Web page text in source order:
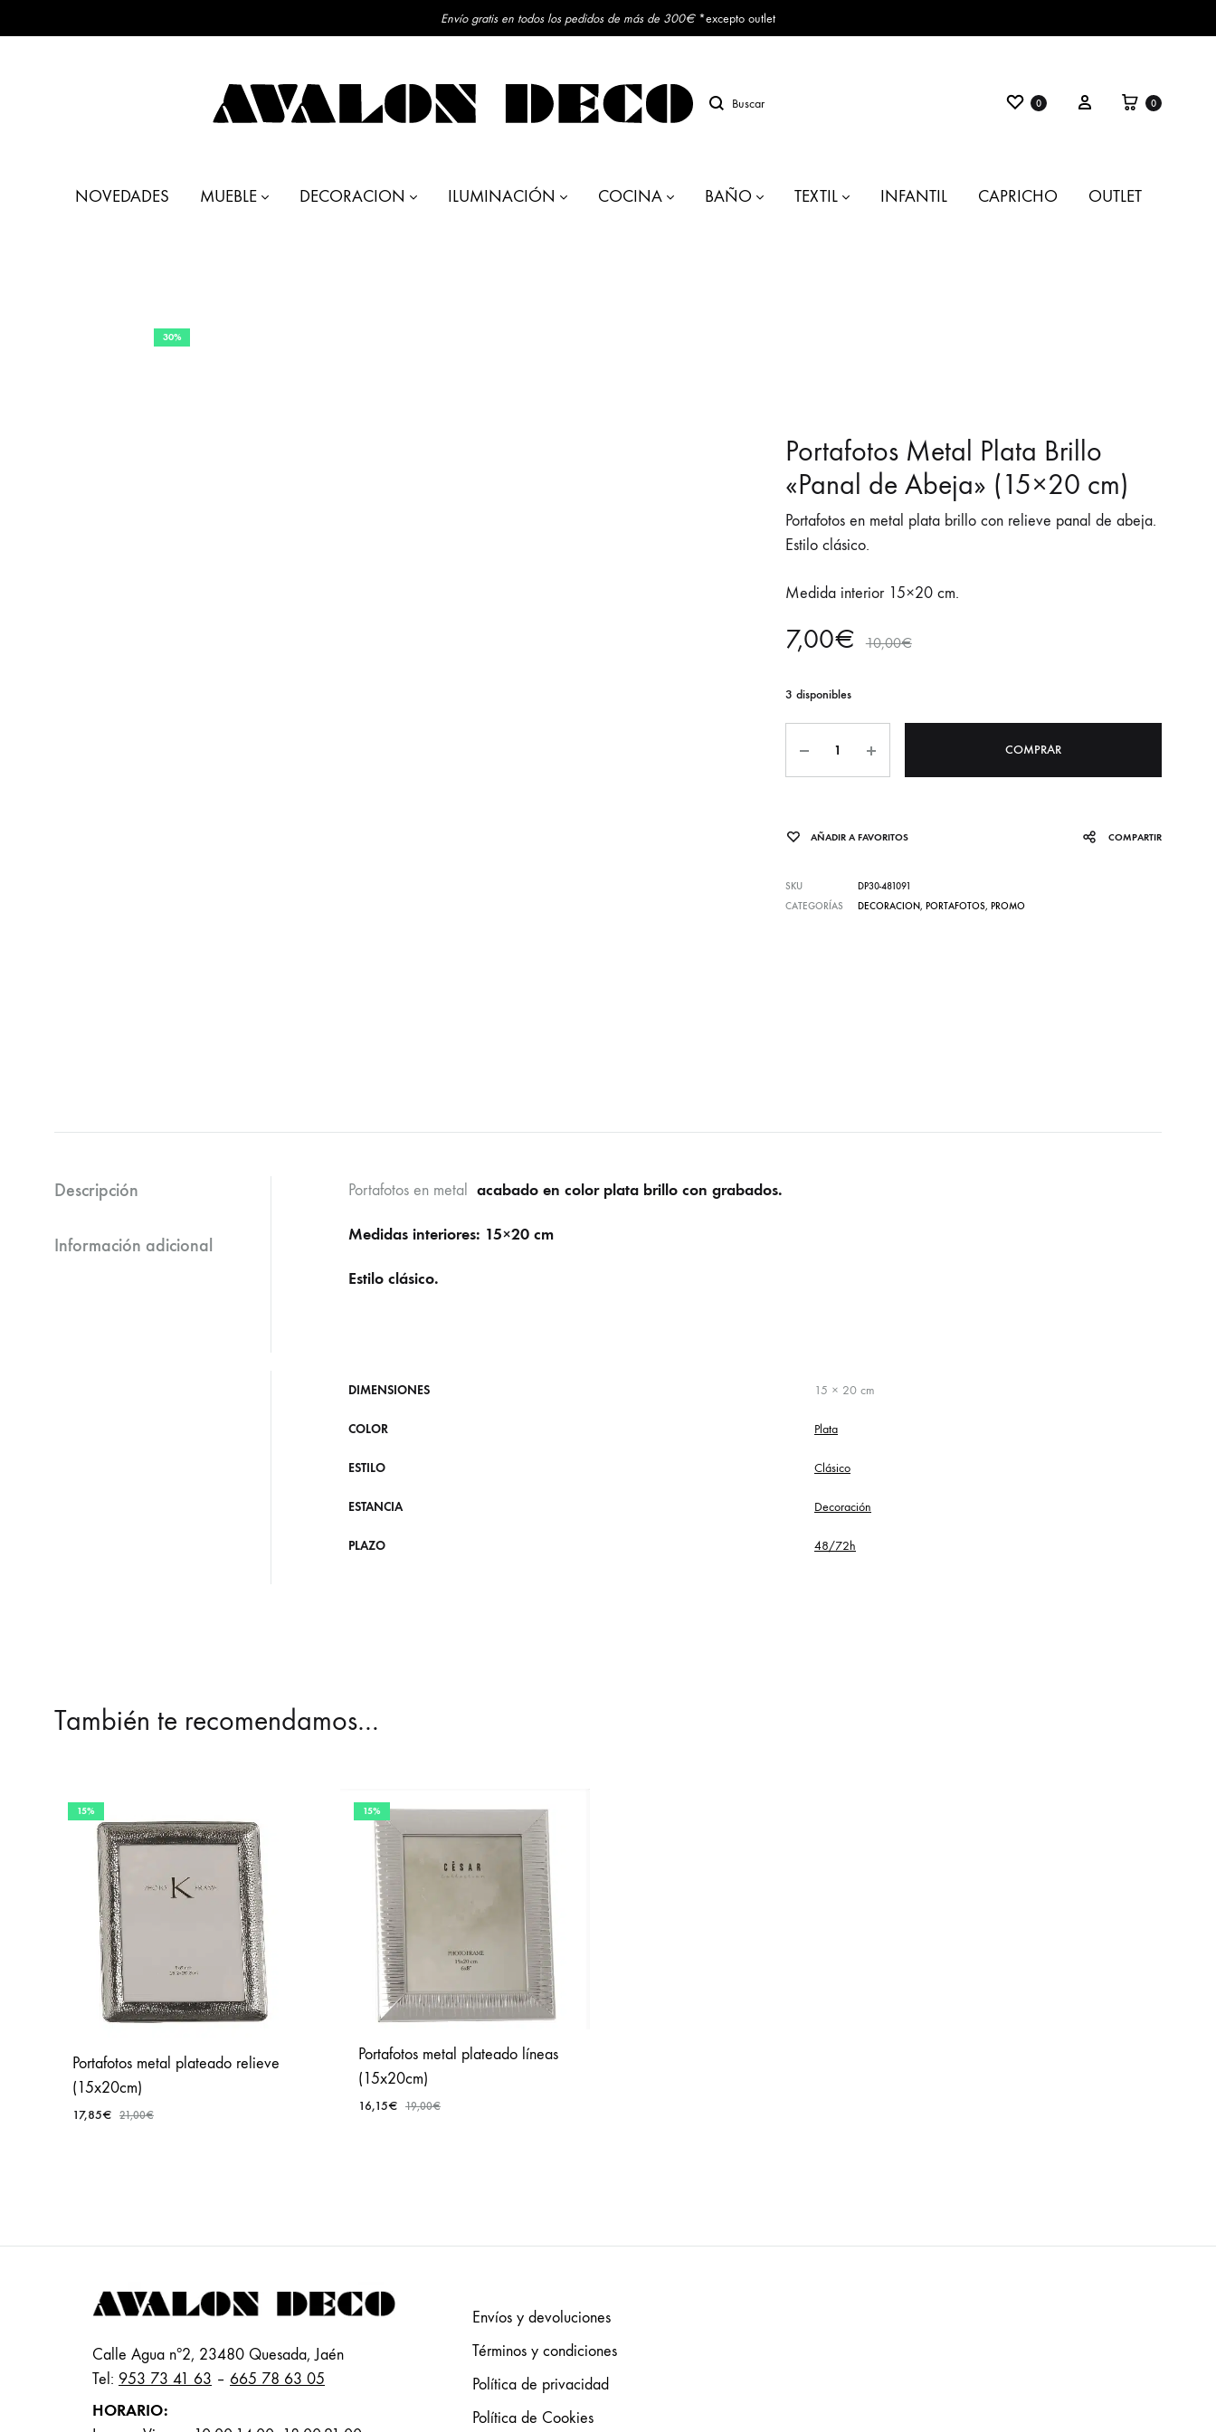
Envío gratis en todos los pedidos de más de 300€*excepto outlet
Decoración
Buscar Favoritos
0 Entrar Carrito
0
NOVEDADES MUEBLE DECORACION ILUMINACIÓN COCINA BAÑO TEXTIL INFANTIL CAPRICHO OUTLET
30%
Portafotos Metal Plata Brillo
«Panal de Abeja» (15×20 cm)
Portafotos en metal plata brillo con relieve panal de abeja.
Estilo clásico.
Medida interior 15×20 cm.
7,00€ 10,00€
3 disponibles
COMPRAR
AÑADIR A FAVORITOS COMPARTIR
SKU
DP30-481091
CATEGORÍAS
DECORACION, PORTAFOTOS, PROMO
Descripción
Información adicional
Portafotos en metal acabado en color plata brillo con grabados.
Medidas interiores: 15×20 cm
Estilo clásico.
DIMENSIONES 15 × 20 cm
COLOR Plata
ESTILO Clásico
ESTANCIA Decoración
PLAZO 48/72h
También te recomendamos…
15%
Portafotos metal plateado relieve
(15x20cm)
17,85€ 21,00€
15%
Portafotos metal plateado líneas
(15x20cm)
16,15€ 19,00€
Calle Agua nº2, 23480 Quesada, Jaén
Tel: 953 73 41 63 – 665 78 63 05
HORARIO:
Envíos y devoluciones
Términos y condiciones
Política de privacidad
Política de Cookies